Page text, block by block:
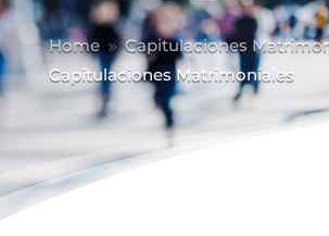
Home 9 Capitulaciones
Capitulaciones Matrimoniales